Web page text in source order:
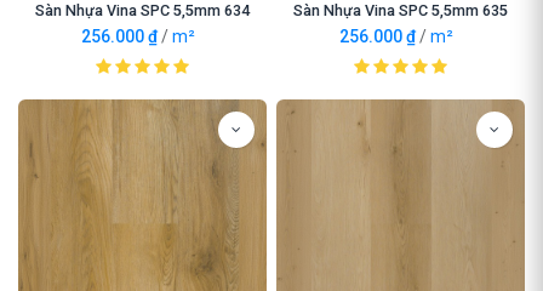
Sàn Nhựa Vina SPC 5,5mm 634
256.000₫ /m²
Sàn Nhựa Vina SPC 5,5mm 635
256.000₫ /m²